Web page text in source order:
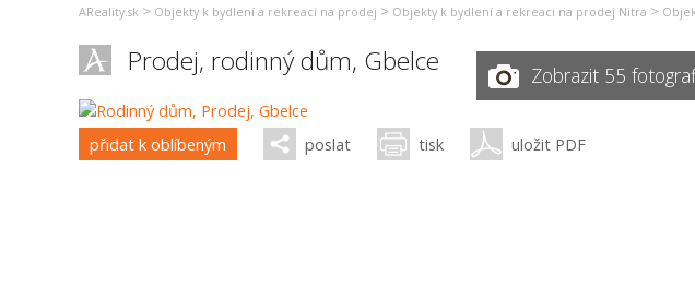
AReality.sk > Objekty k bydlení a rekreaci na prodej > Objekty k bydlení a rekreaci na prodej Nitra >
Prodej, rodinný dům, Gbelce Zobrazit 55
přidat k oblíbeným poslat tisk uložit PDF